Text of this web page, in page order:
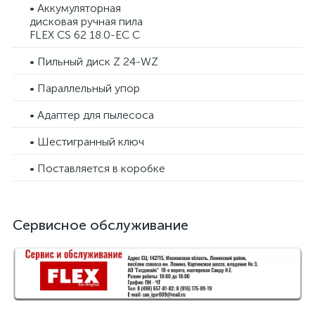
• Аккумуляторная
дисковая ручная пила
FLEX CS 62 18.0-EC C
• Пильный диск Z 24-WZ
• Параллельный упор
• Адаптер для пылесоса
• Шестигранный ключ
• Поставляется в коробке
Сервисное обслуживание